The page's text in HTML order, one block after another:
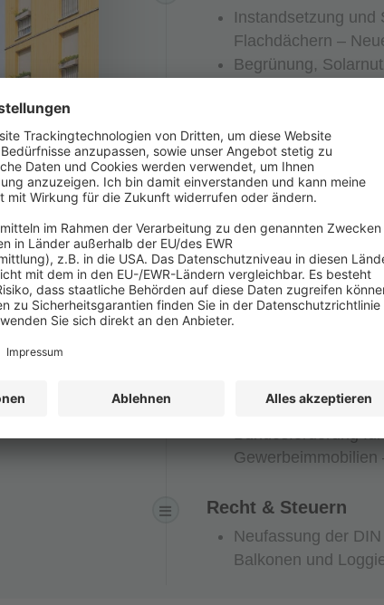
Instandsetzung und
Flachdächern –
Begrünung,
Treffpunkt in Jena
KI in der
Gebäudeplanung –
Wohnprojekt
Freiham – Mehr
Mieterstrom,
Solare Vor-Ort-
Interview
Im Gespräch mit
Kosten &
Bundesförderung
Recht & Steuern
Neufassung der
Balkonen und